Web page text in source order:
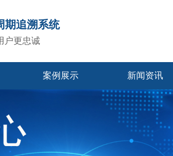
期追溯系统
户更忠诚
案例展示 新闻资讯